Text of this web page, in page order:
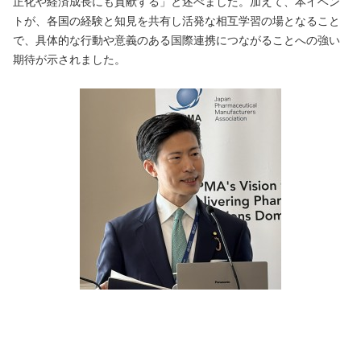
トが、各国の経験と知見を共有し活発な相互学習の場となること
で、具体的な行動や意義のある国際連携につながることへの強い
期待が示されました。